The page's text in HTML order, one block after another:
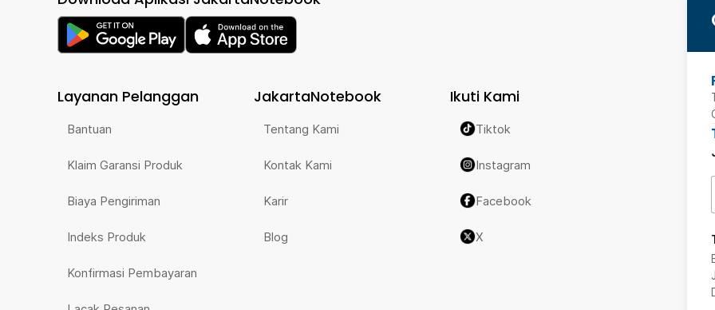
Layanan Pelanggan
Bantuan
Klaim Garansi Produk
Biaya Pengiriman
Indeks Produk
Konfirmasi Pembayaran
JakartaNotebook
Tentang Kami
Kontak Kami
Karir
Blog
Ikuti Kami
Tiktok
Instagram
Facebook
X